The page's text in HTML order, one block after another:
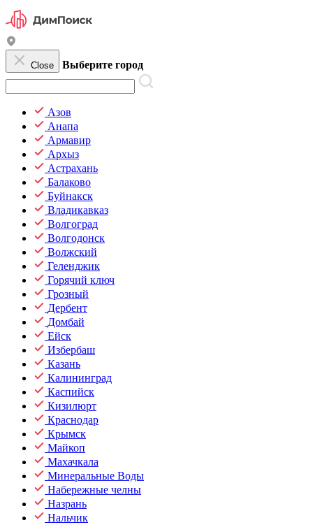
Close Выберите город
Азов
Анапа
Армавир
Архыз
Астрахань
Балаково
Буйнакск
Владикавказ
Волгоград
Волгодонск
Волжский
Геленджик
Горячий ключ
Грозный
Дербент
Домбай
Ейск
Избербаш
Казань
Калининград
Каспийск
Кизилюрт
Краснодар
Крымск
Майкоп
Махачкала
Минеральные Воды
Набережные челны
Назрань
Нальчик